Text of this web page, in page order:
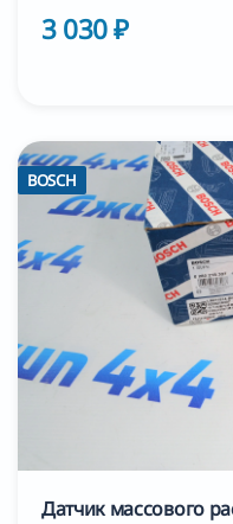
3 030 ₽
BOSCH
Датчик массового